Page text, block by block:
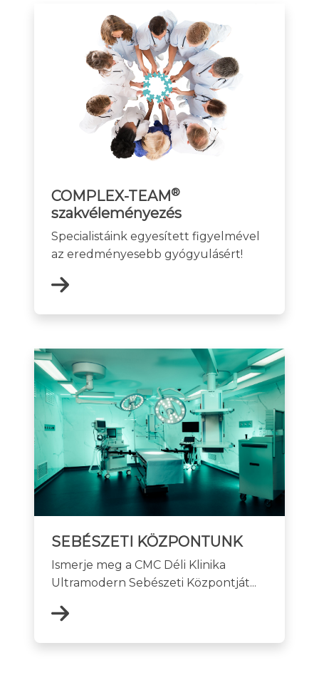
COMPLEX-TEAM®
szakvéleményezés
Specialistáink egyesített figyelmével
az eredményesebb gyógyulásért!
SEBÉSZETI KÖZPONTUNK
Ismerje meg a CMC Déli Klinika
Ultramodern Sebészeti Központját...